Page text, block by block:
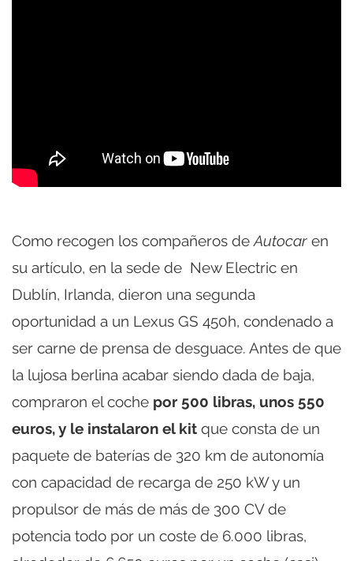
Como recogen los compañeros de Autocar en
su artículo, en la sede de New Electric en
Dublín, Irlanda, dieron una segunda
oportunidad a un Lexus GS 450h, condenado a
ser carne de prensa de desguace. Antes de que
la lujosa berlina acabar siendo dada de baja,
compraron el coche por 500 libras, unos 550
euros, y le instalaron el kit que consta de un
paquete de baterías de 320 km de autonomía
con capacidad de recarga de 250 kW y un
propulsor de más de más de 300 CV de
potencia todo por un coste de 6.000 libras,